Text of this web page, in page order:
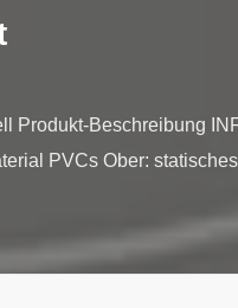
Produkt-Beschreibung
PVCs Ober: